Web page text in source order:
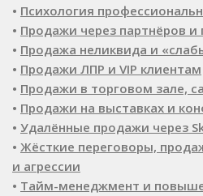
• Психология
• Продажи через партнёров и
• Продажа неликвида и
• Продажи ЛПР и VIP клиентам
• Продажи в торговом зале,
• Продажи на выставках и
• Удалённые продажи через
• Жёсткие переговоры,
и агрессии
• Тайм-менеджмент и